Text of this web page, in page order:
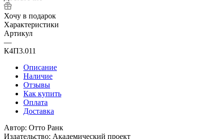
Хочу в подарок
Характеристики
Артикул
—
К4П3.011
Описание
Наличие
Отзывы
Как купить
Оплата
Доставка
Автор: Отто Ранк
Издательство: Академический проект